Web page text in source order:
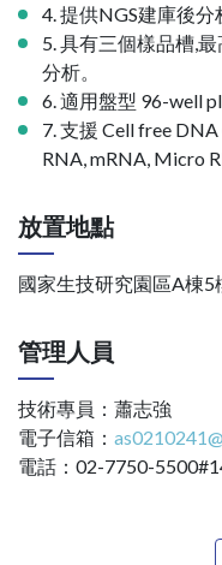
4. 提供NGS建庫後分
5. 具有三個樣品槽,
分析。
6. 適用盤型 96-well
7. 支援 Cell free
RNA, mRNA, Micro
放置地點
國家生技研究園區A棟5
管理人員
技術專員：蕭志強
電子信箱：
電話：02-7750-